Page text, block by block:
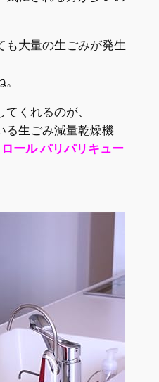
も大量の生ごみが発生
くれるのが、
る生ごみ減量乾燥機
ール パリパリキュー